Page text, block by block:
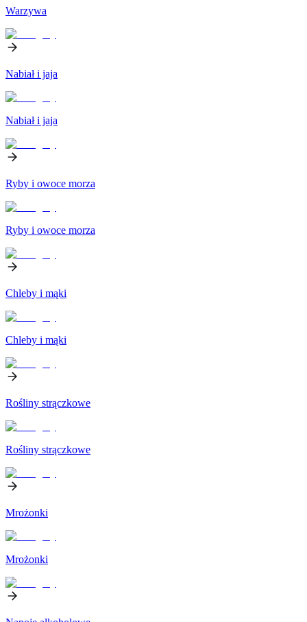
Warzywa
Nabiał i jaja
Nabiał i jaja
Ryby i owoce morza
Ryby i owoce morza
Chleby i mąki
Chleby i mąki
Rośliny strączkowe
Rośliny strączkowe
Mrożonki
Mrożonki